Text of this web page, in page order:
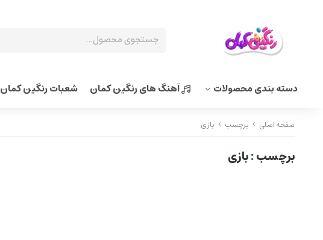
دسته بندی محصولات آهنگ های رنگین کمان شعبات رنگین کمان
صفحه اصلی برچسب بازی
برچسب: بازی